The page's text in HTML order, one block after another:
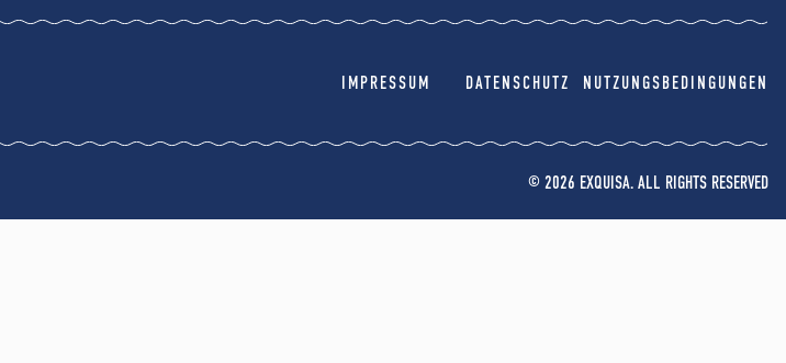
IMPRESSUM DATENSCHUTZ NUTZUNGSBEDINGUNGEN
© 2026 EXQUISA. ALL RIGHTS RESERVED